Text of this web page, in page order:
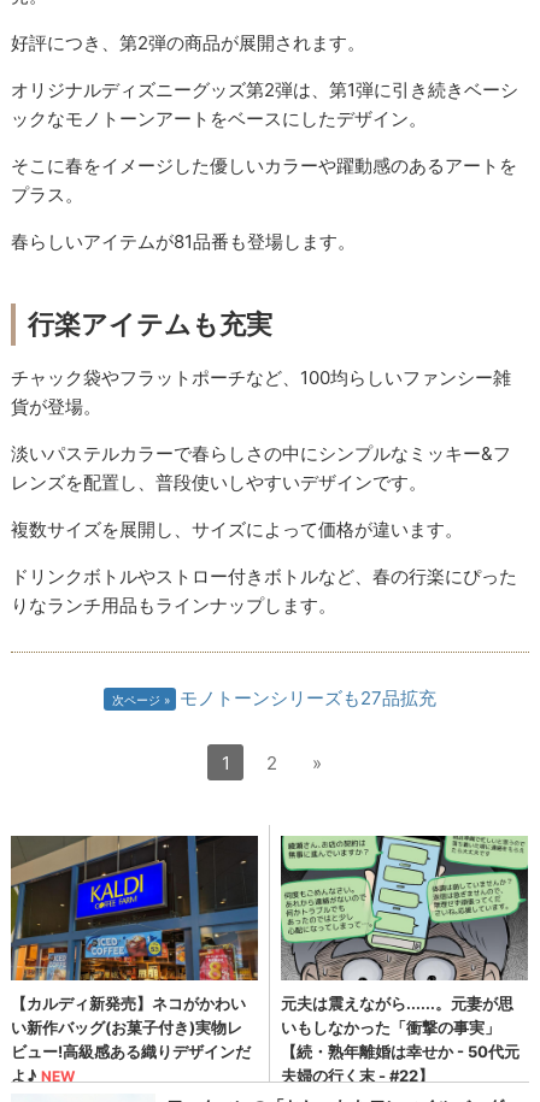
好評につき、第2弾の商品が展開されます。
オリジナルディズニーグッズ第2弾は、第1弾に引き続きベーシ
ックなモノトーンアートをベースにしたデザイン。
そこに春をイメージした優しいカラーや躍動感のあるアートを
プラス。
春らしいアイテムが81品番も登場します。
行楽アイテムも充実
チャック袋やフラットポーチなど、100均らしいファンシー雑
貨が登場。
淡いパステルカラーで春らしさの中にシンプルなミッキー&フ
レンズを配置し、普段使いしやすいデザインです。
複数サイズを展開し、サイズによって価格が違います。
ドリンクボトルやストロー付きボトルなど、春の行楽にぴった
りなランチ用品もラインナップします。
次ページ モノトーンシリーズも27品拡充
1 2 »